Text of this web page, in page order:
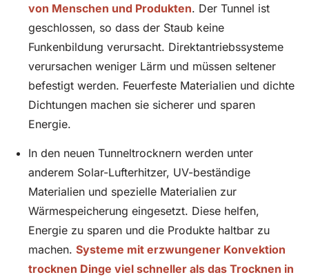
von Menschen und Produkten. Der Tunnel ist
geschlossen, so dass der Staub keine
Funkenbildung verursacht. Direktantriebssysteme
verursachen weniger Lärm und müssen seltener
befestigt werden. Feuerfeste Materialien und dichte
Dichtungen machen sie sicherer und sparen
Energie.
In den neuen Tunneltrocknern werden unter
anderem Solar-Lufterhitzer, UV-beständige
Materialien und spezielle Materialien zur
Wärmespeicherung eingesetzt. Diese helfen,
Energie zu sparen und die Produkte haltbar zu
machen. Systeme mit erzwungener Konvektion
trocknen Dinge viel schneller als das Trocknen in